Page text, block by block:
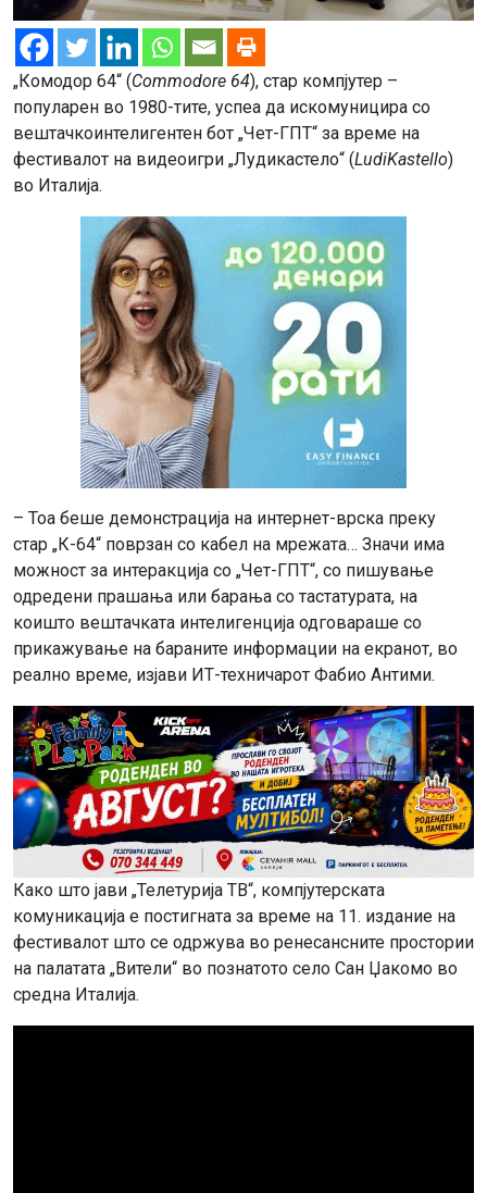
„Комодор 64“ (Commodore 64), стар компјутер –
популарен во 1980-тите, успеа да искомуницира со
вештачкоинтелигентен бот „Чет-ГПТ“ за време на
фестивалот на видеоигри „Лудикастело“ (LudiKastello)
во Италија.
– Тоа беше демонстрација на интернет-врска преку
стар „К-64“ поврзан со кабел на мрежата… Значи има
можност за интеракција со „Чет-ГПТ“, со пишување
одредени прашања или барања со тастатурата, на
коишто вештачката интелигенција одговараше со
прикажување на бараните информации на екранот, во
реално време, изјави ИТ-техничарот Фабио Антими.
Како што јави „Телетурија ТВ“, компјутерската
комуникација е постигната за време на 11. издание на
фестивалот што се одржува во ренесансните простории
на палатата „Вители“ во познатото село Сан Џакомо во
средна Италија.